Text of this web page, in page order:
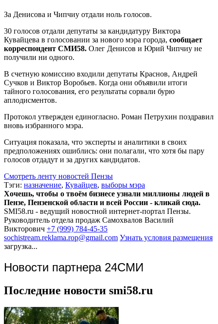
За Денисова и Чипчиу отдали ноль голосов.
30 голосов отдали депутаты за кандидатуру Виктора
Кувайцева в голосовании за нового мэра города, сообщает
корреспондент СМИ58. Олег Денисов и Юрий Чипчиу не
получили ни одного.
В счетную комиссию входили депутаты Краснов, Андрей
Сучков и Виктор Воробьев. Когда они объявили итоги
тайного голосования, его результаты сорвали бурю
аплодисментов.
Протокол утвержден единогласно. Роман Петрухин поздравил
вновь избранного мэра.
Ситуация показала, что эксперты и аналитики в своих
предположениях ошиблись: они полагали, что хотя бы пару
голосов отдадут и за других кандидатов.
Смотреть ленту новостей Пензы
Тэги: назначение, Кувайцев, выборы мэра
Хочешь, чтобы о твоём бизнесе узнали миллионы людей в
Пензе, Пензенской области и всей России - кликай сюда.
SMI58.ru - ведущий новостной интернет-портал Пензы.
Руководитель отдела продаж Самохвалов Василий
Викторович +7 (999) 784-45-35
sochistream.reklama.rop@gmail.com Узнать условия размещения
загрузка...
Новости партнера 24СМИ
Последние новости smi58.ru